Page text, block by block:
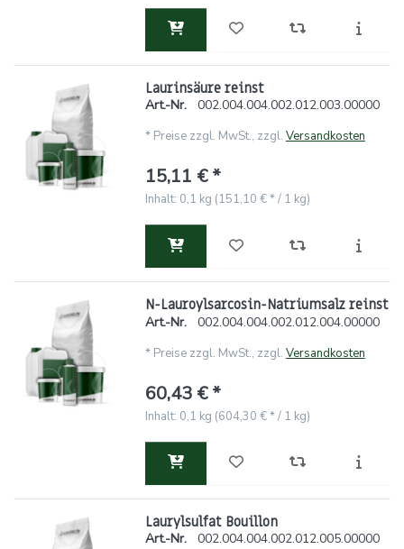
Laurinsäure reinst
Art.-Nr. 002.004.004.002.012.003.00000
* Preise zzgl. MwSt., zzgl. Versandkosten
15,11 € *
Inhalt: 0,1 kg (151,10 € * / 1 kg)
N-Lauroylsarcosin-Natriumsalz reinst
Art.-Nr. 002.004.004.002.012.004.00000
* Preise zzgl. MwSt., zzgl. Versandkosten
60,43 € *
Inhalt: 0,1 kg (604,30 € * / 1 kg)
Laurylsulfat Bouillon
Art.-Nr. 002.004.004.002.012.005.00000